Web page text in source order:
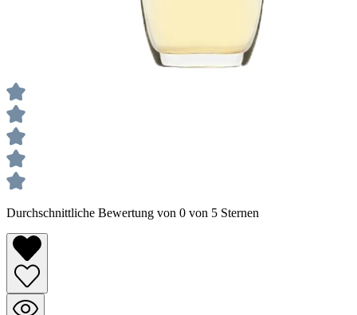
Durchschnittliche Bewertung von 0 von 5 Sternen